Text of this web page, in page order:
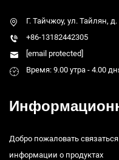
Г. Тайчжоу, ул. Тайлян,
+86-13182442305
[email protected]
Время: 9.00 утра - 4.00
Добро пожаловать
информации о продуктах